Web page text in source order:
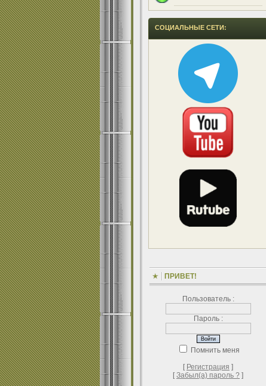
СОЦИАЛЬНЫЕ СЕТИ:
ПРИВЕТ!
Пользователь :
Пароль :
Помнить меня
[ Регистрация ]
[Забыл(а) пароль ? ]